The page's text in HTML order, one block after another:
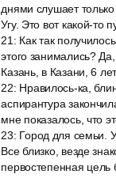
днями слушает
Угу. Это вот какой-то
21 : Как так
этого занимались?
Казань, в Казани, 6
22: Нравилось-ка,
аспирантура
мне показалось, что
23: Город для семьи.
Все близко, везде
первостепенная цель